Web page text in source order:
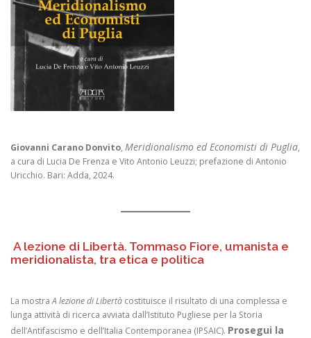
Giovanni Carano Donvito, Meridionalismo ed Economisti di Puglia,
a cura di Lucia De Frenza e Vito Antonio Leuzzi; prefazione di Antonio
Uricchio. Bari: Adda, 2024.
A lezione di Libertà. Tommaso Fiore, umanista e
meridionalista, tra etica e politica
La mostraA lezione di Libertà costituisce il risultato di una complessa e
lunga attività di ricerca avviata dall’Istituto Pugliese per la Storia
dell’Antifascismo e dell’Italia Contemporanea (IPSAIC). Prosegui la